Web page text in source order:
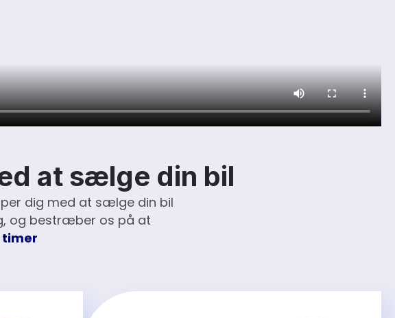
at sælge din bil
dig med at sælge din bil
og bestræber os på at
timer